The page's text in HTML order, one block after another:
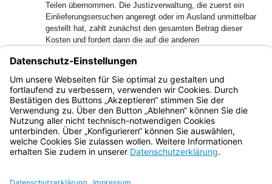
Teilen übernommen. Die Justizverwaltung, die zuerst ein
Einlieferungsersuchen angeregt oder im Ausland unmittelbar
gestellt hat, zahlt zunächst den gesamten Betrag dieser
Kosten und fordert dann die auf die anderen
Bayern.de
BayernPortal